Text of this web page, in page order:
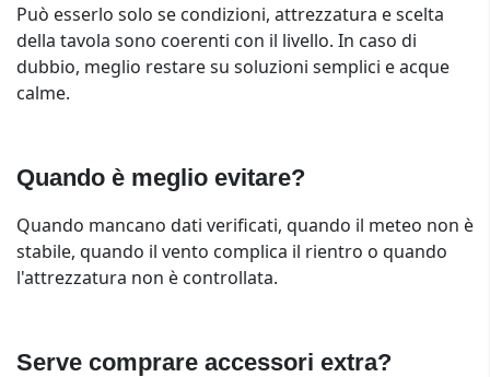
Può esserlo solo se condizioni, attrezzatura e scelta
della tavola sono coerenti con il livello. In caso di
dubbio, meglio restare su soluzioni semplici e acque
calme.
Quando è meglio evitare?
Quando mancano dati verificati, quando il meteo non è
stabile, quando il vento complica il rientro o quando
l'attrezzatura non è controllata.
Serve comprare accessori extra?